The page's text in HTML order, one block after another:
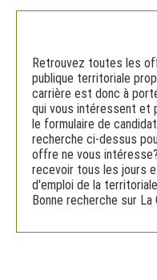
Retrouvez toutes les
publique territoriale
carrière est donc à
qui vous intéressent et
le formulaire de
recherche ci-dessus
offre ne vous
recevoir tous les jours
d'emploi de la
Bonne recherche sur